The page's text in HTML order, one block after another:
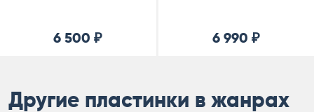
6 500 ₽ 6 990 ₽
Другие пластинки в жанрах